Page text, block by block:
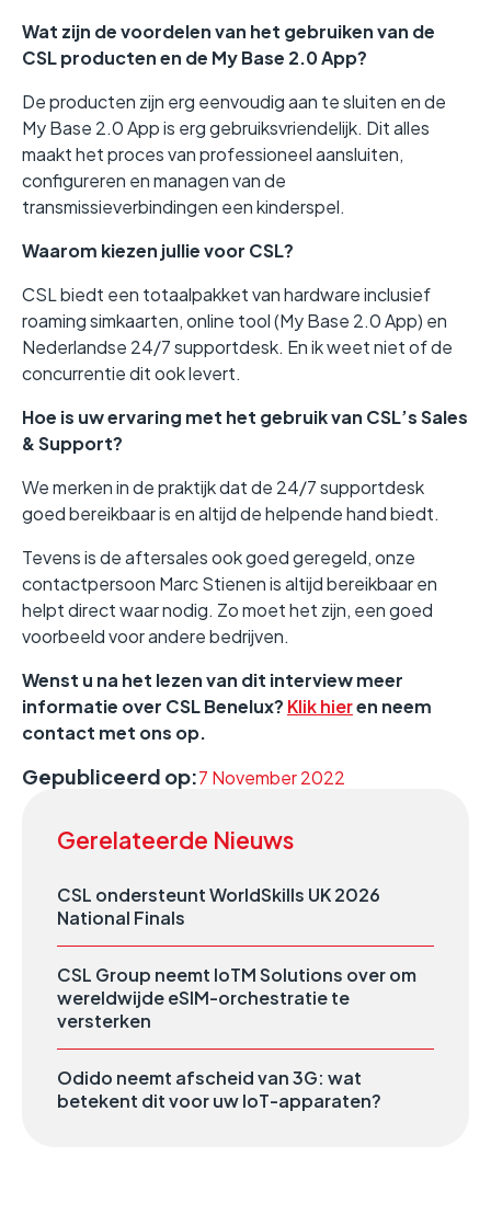
Wat zijn de voordelen van het gebruiken van de
CSL producten en de My Base 2.0 App?
De producten zijn erg eenvoudig aan te sluiten en de
My Base 2.0 App is erg gebruiksvriendelijk. Dit alles
maakt het proces van professioneel aansluiten,
configureren en managen van de
transmissieverbindingen een kinderspel.
Waarom kiezen jullie voor CSL?
CSL biedt een totaalpakket van hardware inclusief
roaming simkaarten, online tool (My Base 2.0 App) en
Nederlandse 24/7 supportdesk. En ik weet niet of de
concurrentie dit ook levert.
Hoe is uw ervaring met het gebruik van CSL’s Sales
& Support?
We merken in de praktijk dat de 24/7 supportdesk
goed bereikbaar is en altijd de helpende hand biedt.
Tevens is de aftersales ook goed geregeld, onze
contactpersoon Marc Stienen is altijd bereikbaar en
helpt direct waar nodig. Zo moet het zijn, een goed
voorbeeld voor andere bedrijven.
Wenst u na het lezen van dit interview meer
informatie over CSL Benelux? Klik hieren neem
contact met ons op.
Gepubliceerd op:7 November 2022
Gerelateerde Nieuws
CSL ondersteunt WorldSkills UK 2026
National Finals
CSL Group neemt IoTM Solutions over om
wereldwijde eSIM-orchestratie te
versterken
Odido neemt afscheid van 3G: wat
betekent dit voor uw IoT-apparaten?